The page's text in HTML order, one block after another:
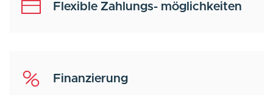
Flexible Zahlungs- möglichkeiten
Finanzierung